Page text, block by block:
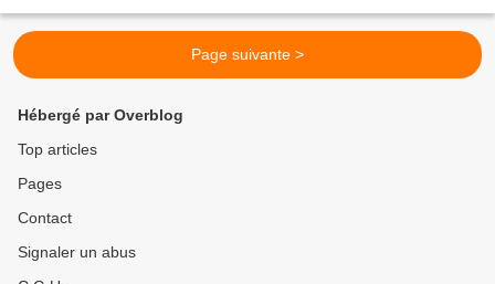
Page suivante >
Hébergé par Overblog
Top articles
Pages
Contact
Signaler un abus